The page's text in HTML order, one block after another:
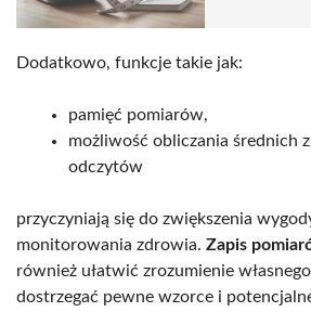
Dodatkowo, funkcje takie jak:
pamięć pomiarów,
możliwość obliczania średnich
odczytów
przyczyniają się do zwiększenia
monitorowania zdrowia. Zapis
również ułatwić zrozumienie
dostrzegać pewne wzorce i